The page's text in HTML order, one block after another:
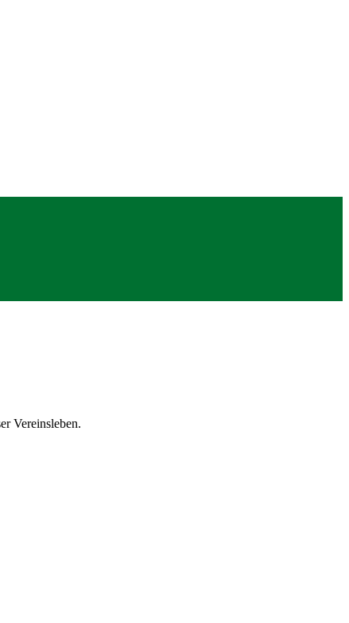
Vereinsleben.